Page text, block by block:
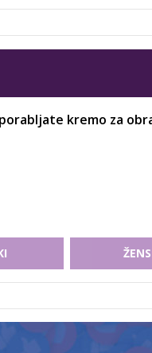
kremo za